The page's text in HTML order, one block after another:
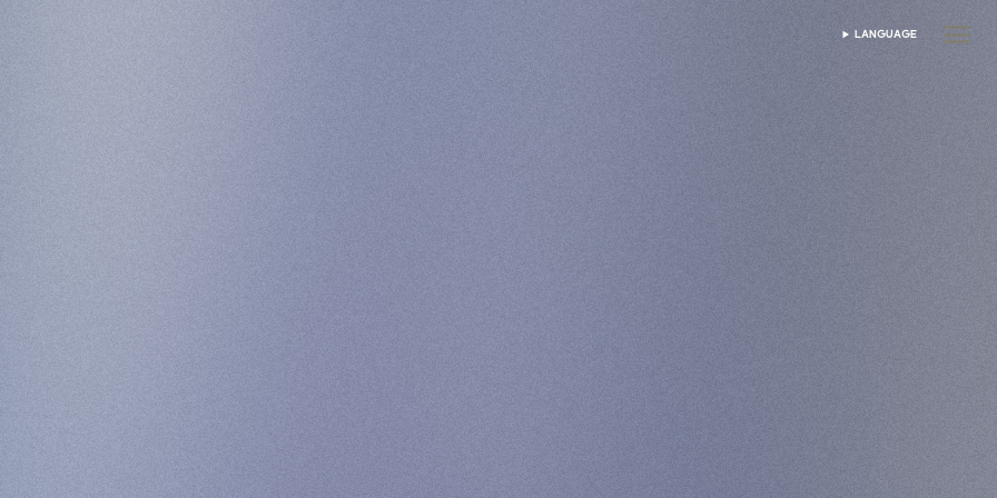
ভাষা নির্বাচন করুন
LANGUAGE